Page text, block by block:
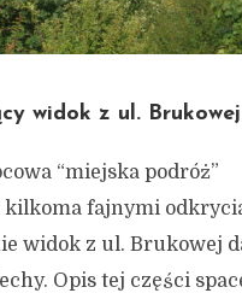
widok z ul. Brukowej
“miejska podróż”
kilkoma fajnymi
widok z ul. Brukowej
Opis tej części